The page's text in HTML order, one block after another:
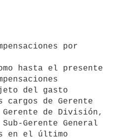
del gasto
cargos de Gerente
Gerente de División,
Gerente General
en el último